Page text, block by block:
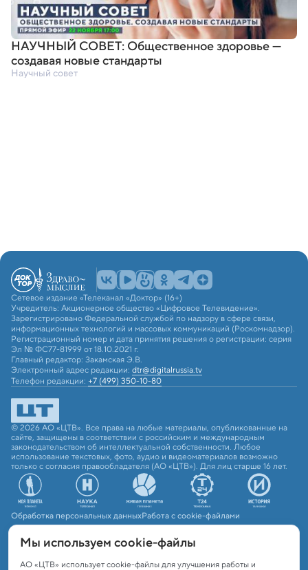
НАУЧНЫЙ СОВЕТ: Общественное здоровье —
создавая новые стандарты
Научный совет
Сетевое издание «Телеканал «Доктор» (16+)
Учредитель: Акционерное общество «Цифровое Телевидение».
Зарегистрировано Федеральной службой по надзору в сфере связи,
информационных технологий и массовых коммуникаций (Роскомнадзор).
Регистрационный номер и дата принятия решения о регистрации: серия
Эл № ФС77-81999 от 18.10.2021 г.
Главный редактор: Закамская Э.В.
Электронный адрес редакции: dtr@digitalrussia.tv
Телефон редакции: +7 (499) 350-10-80
© 2026 АО «ЦТВ». Все права на любые материалы, опубликованные на
сайте, защищены в соответствии с российским и международным
законодательством об интеллектуальной собственности. Любое
использование текстовых, фото, аудио и видеоматериалов возможно
только с согласия правообладателя (АО «ЦТВ»). Для лиц старше 16 лет.
Обработка персональных данныхРабота с cookie-файлами
Мы используем сookie-файлы
АО «ЦТВ» использует cookie-файлы для улучшения работы и